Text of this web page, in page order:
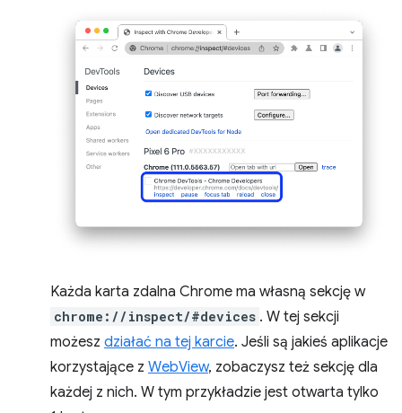
Każda karta zdalna Chrome ma własną sekcję w
chrome://inspect/#devices . W tej sekcji
możesz działać na tej karcie. Jeśli są jakieś aplikacje
korzystające z WebView, zobaczysz też sekcję dla
każdej z nich. W tym przykładzie jest otwarta tylko